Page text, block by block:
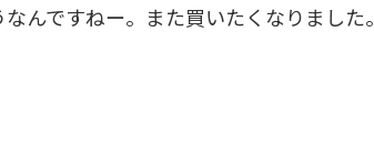
んですねー。また買いたくなりました。